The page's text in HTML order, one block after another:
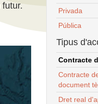
Privada
Pública
Tipus
Contracte
Contracte
document
Dret real